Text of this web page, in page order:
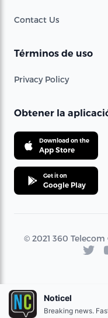
Contact Us
Términos de uso
Privacy Policy
Obtener la
Download on the
App Store
Get it on
Google Play
© 2021 360
Noticel